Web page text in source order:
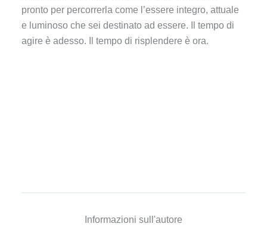
pronto per percorrerla come l’essere integro, attuale
e luminoso che sei destinato ad essere. Il tempo di
agire è adesso. Il tempo di risplendere è ora.
Informazioni sull'autore